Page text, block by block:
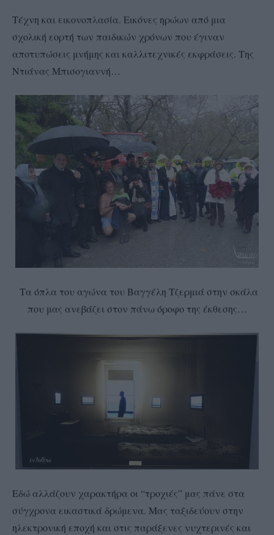
Τέχνη και εικονοπλασία. Εικόνες ηρώων από μια
σχολική εορτή των παιδικών χρόνων που έγιναν
αποτυπώσεις μνήμης και καλλιτεχνικές εκφράσεις. Της
Ντιάνας Μπισογιαννή…
Τα όπλα του αγώνα του Βαγγέλη Τζερμιά στην σκάλα
που μας ανεβάζει στον πάνω όροφο της έκθεσης…
Εδώ αλλάζουν χαρακτήρα οι “τροχιές” μας πάνε στα
σύγχρονα εικαστικά δρώμενα. Μας ταξιδεύουν στην
ηλεκτρονική εποχή και στις παράξενες νυχτερινές και